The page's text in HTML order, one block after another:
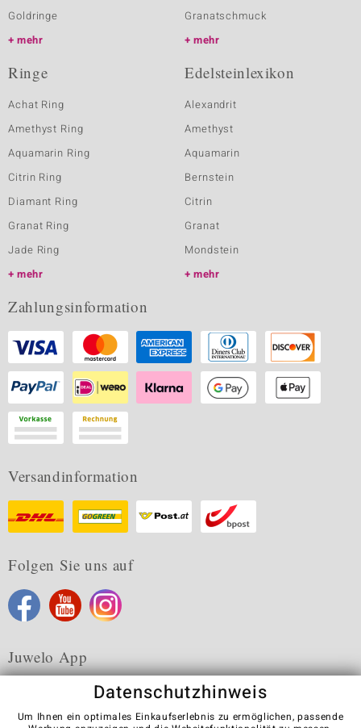
Goldringe
mehr
Granatschmuck
mehr
Ringe
Achat Ring
Amethyst Ring
Aquamarin Ring
Citrin Ring
Diamant Ring
Granat Ring
Jade Ring
mehr
Edelsteinlexikon
Alexandrit
Amethyst
Aquamarin
Bernstein
Citrin
Granat
Mondstein
mehr
Zahlungsinformation
Versandinformation
Folgen Sie uns auf
Juwelo App
Datenschutzhinweis
Um Ihnen ein optimales Einkaufserlebnis zu ermöglichen, passende